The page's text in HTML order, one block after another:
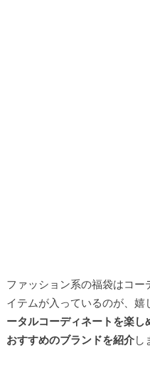
ファッション系の福袋はコ
イテムが入っているのが、
ータルコーディネートを楽
おすすめのブランドを紹介し